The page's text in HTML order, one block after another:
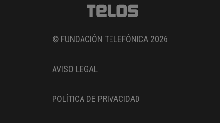
© FUNDACIÓN TELEFÓNICA 2026
AVISO LEGAL
POLÍTICA DE PRIVACIDAD